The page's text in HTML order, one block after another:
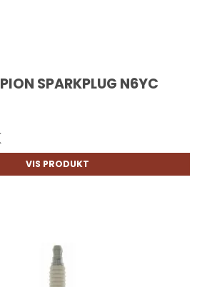
SPARKPLUG N6YC
VIS PRODUKT